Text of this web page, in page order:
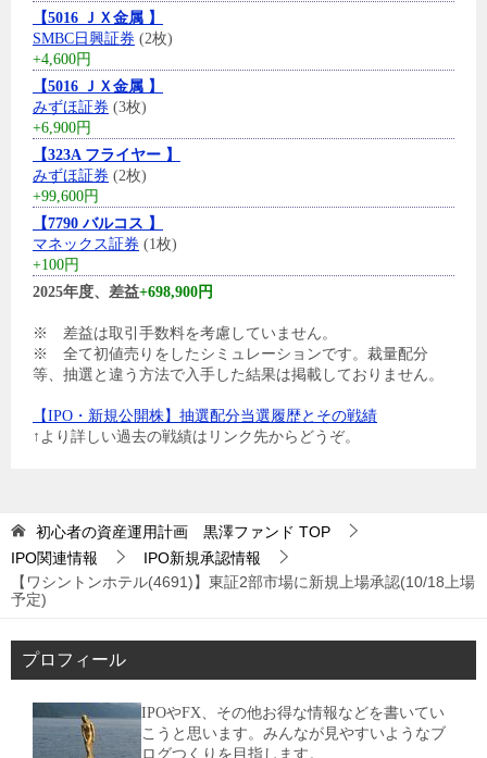
【5016 ＪＸ金属 】
SMBC日興証券 (2枚)
+4,600円
【5016 ＪＸ金属 】
みずほ証券 (3枚)
+6,900円
【323A フライヤー 】
みずほ証券 (2枚)
+99,600円
【7790 バルコス 】
マネックス証券 (1枚)
+100円
2025年度、差益+698,900円
※ 差益は取引手数料を考慮していません。
※ 全て初値売りをしたシミュレーションです。裁量配分
等、抽選と違う方法で入手した結果は掲載しておりません。
【IPO・新規公開株】抽選配分当選履歴とその戦績
↑より詳しい過去の戦績はリンク先からどうぞ。
初心者の資産運用計画 黒澤ファンド TOP
IPO関連情報
IPO新規承認情報
【ワシントンホテル(4691)】東証2部市場に新規上場承認(10/18上場
予定)
プロフィール
IPOやFX、その他お得な情報などを書いてい
こうと思います。みんなが見やすいようなブ
ログつくりを目指します。